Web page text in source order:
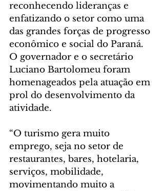
reconhecendo lideranças e
enfatizando o setor como uma
das grandes forças de progresso
econômico e social do Paraná.
O governador e o secretário
Luciano Bartolomeu foram
homenageados pela atuação em
prol do desenvolvimento da
atividade.
“O turismo gera muito
emprego, seja no setor de
restaurantes, bares, hotelaria,
serviços, mobilidade,
movimentando muito a